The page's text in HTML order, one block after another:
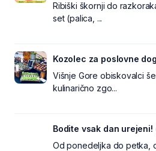
Ribiški škornji do
set (palica, ...
Kozolec za poslovne
Višnje Gore obiskovalci
kulinarično zgo...
Bodite vsak dan urejeni!
Od ponedeljka do petka,